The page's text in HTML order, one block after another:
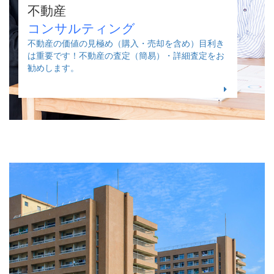
不動産
コンサルティング
不動産の価値の見極め（購入・売却を含め）目利き
は重要です！不動産の査定（簡易）・詳細査定をお
勧めします。